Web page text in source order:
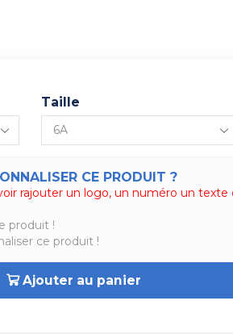
Taille
CE PRODUIT ?
rajouter un logo, un numéro un texte
produit !
ce produit !
Ajouter au panier